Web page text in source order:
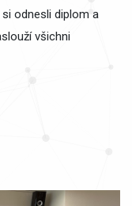
odnesli diplom a
všichni